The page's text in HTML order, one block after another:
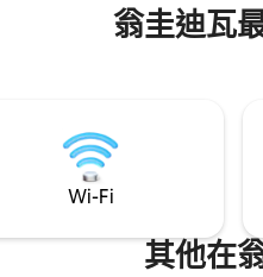
翁圭迪瓦
Wi-Fi
其他在